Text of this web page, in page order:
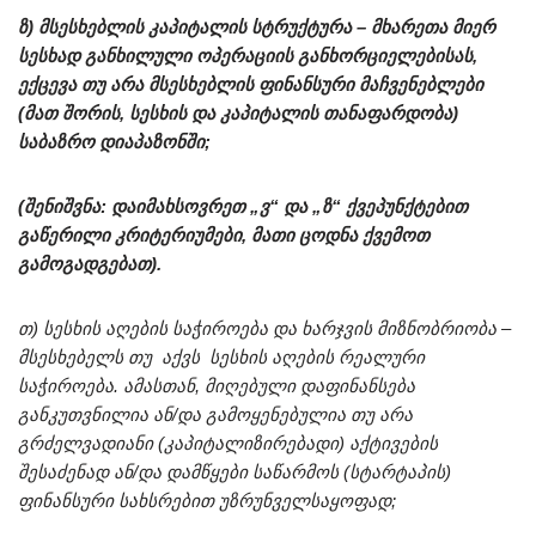
ზ) მსესხებლის კაპიტალის სტრუქტურა – მხარეთა მიერ
სესხად განხილული ოპერაციის განხორციელებისას,
ექცევა თუ არა მსესხებლის ფინანსური მაჩვენებლები
(მათ შორის, სესხის და კაპიტალის თანაფარდობა)
საბაზრო დიაპაზონში;
(შენიშვნა: დაიმახსოვრეთ „ვ“ და „ზ“ ქვეპუნქტებით
გაწერილი კრიტერიუმები, მათი ცოდნა ქვემოთ
გამოგადგებათ).
თ) სესხის აღების საჭიროება და ხარჯვის მიზნობრიობა –
მსესხებელს თუ აქვს სესხის აღების რეალური
საჭიროება. ამასთან, მიღებული დაფინანსება
განკუთვნილია ან/და გამოყენებულია თუ არა
გრძელვადიანი (კაპიტალიზირებადი) აქტივების
შესაძენად ან/და დამწყები საწარმოს (სტარტაპის)
ფინანსური სახსრებით უზრუნველსაყოფად;